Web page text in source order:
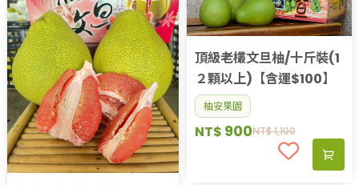
頂級老欉文旦柚/十斤裝(1
２顆以上)【含運$100】
柚安果園
NT$1,100
NT$ 900